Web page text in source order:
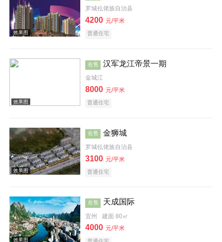
效果图
效果图
罗城仫佬族自治县
4200 元/平米
普通住宅
在售 汉军龙江帝景一期
金城江
8000 元/平米
普通住宅
在售 金狮城
罗城仫佬族自治县
3100 元/平米
普通住宅
在售 天成国际
宜州 建面 80㎡
4000 元/平米